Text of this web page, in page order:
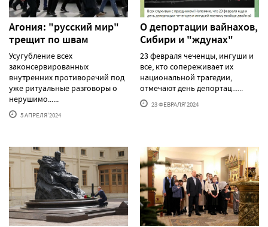
Агония: "русский мир"
трещит по швам
Усугубление всех
законсервированных
внутренних противоречий под
уже ритуальные разговоры о
нерушимо......
5 АПРЕЛЯ'2024
О депортации вайнахов,
Сибири и "ждунах"
23 февраля чеченцы, ингуши и
все, кто сопереживает их
национальной трагедии,
отмечают день депортац......
23 ФЕВРАЛЯ'2024